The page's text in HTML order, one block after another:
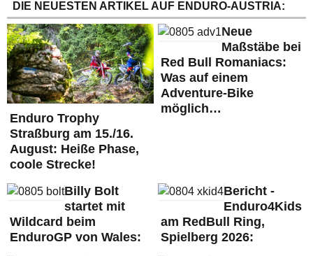
DIE NEUESTEN ARTIKEL AUF ENDURO-AUSTRIA:
Enduro Trophy
Straßburg am 15./16.
August: Heiße Phase,
coole Strecke!
Neue
Maßstäbe bei
Red Bull Romaniacs:
Was auf einem
Adventure-Bike
möglich…
Billy Bolt
startet mit
Wildcard beim
EnduroGP von Wales:
Bericht -
Enduro4Kids
am RedBull Ring,
Spielberg 2026: